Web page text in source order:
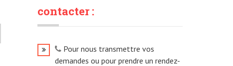
contacter :
Pour nous transmettre vos
demandes ou pour prendre un rendez-